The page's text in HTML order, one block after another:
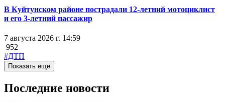
В Куйтунском районе пострадали 12-летний мотоциклист
и его 3-летний пассажир
7 августа 2026 г. 14:59
952
#ДТП
Показать ещё
Последние новости